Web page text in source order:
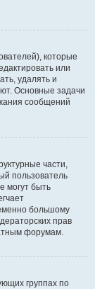
которые
или
удалять и
Основные задачи
сообщений
части,
пользователь
могут быть
большому
прав
форумам.
группах по